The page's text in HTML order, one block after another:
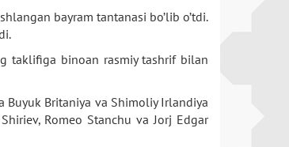
bayram tantanasi bo’lib o’tdi.
taklifiga binoan rasmiy tashrif bilan
Buyuk Britaniya va Shimoliy Irlandiya
Romeo Stanchu va Jorj Edgar